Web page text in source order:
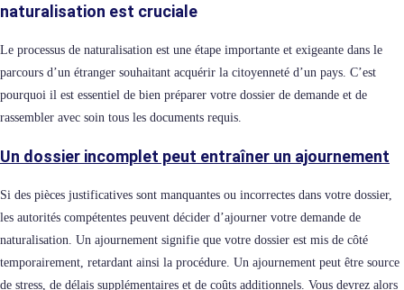
naturalisation est cruciale
Le processus de naturalisation est une étape importante et exigeante dans le
parcours d’un étranger souhaitant acquérir la citoyenneté d’un pays. C’est
pourquoi il est essentiel de bien préparer votre dossier de demande et de
rassembler avec soin tous les documents requis.
Un dossier incomplet peut entraîner un ajournement
Si des pièces justificatives sont manquantes ou incorrectes dans votre dossier,
les autorités compétentes peuvent décider d’ajourner votre demande de
naturalisation. Un ajournement signifie que votre dossier est mis de côté
temporairement, retardant ainsi la procédure. Un ajournement peut être source
de stress, de délais supplémentaires et de coûts additionnels. Vous devrez alors